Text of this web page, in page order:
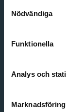
Nödvändiga
Funktionella
Analys och